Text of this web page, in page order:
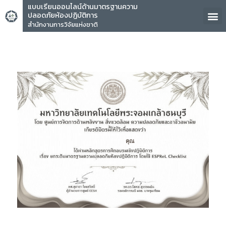
แบบเรียนออนไลน์ด้านมาตรฐานความ
ปลอดภัยห้องปฏิบัติการ
สำนักงานการวิจัยแห่งชาติ
คุณ